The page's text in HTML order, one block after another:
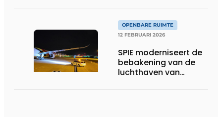
in Canada
OPENBARE RUIMTE
12 FEBRUARI 2026
SPIE moderniseert de
bebakening van de
luchthaven van